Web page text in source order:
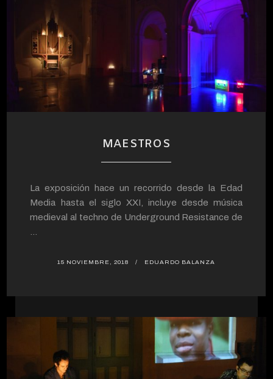
MAESTROS
La exposición hace un recorrido desde la Edad
Media hasta el siglo XXI, incluye desde música
medieval al techno de Underground Resistance de
15 NOVIEMBRE, 2018 EDUARDO BALANZA